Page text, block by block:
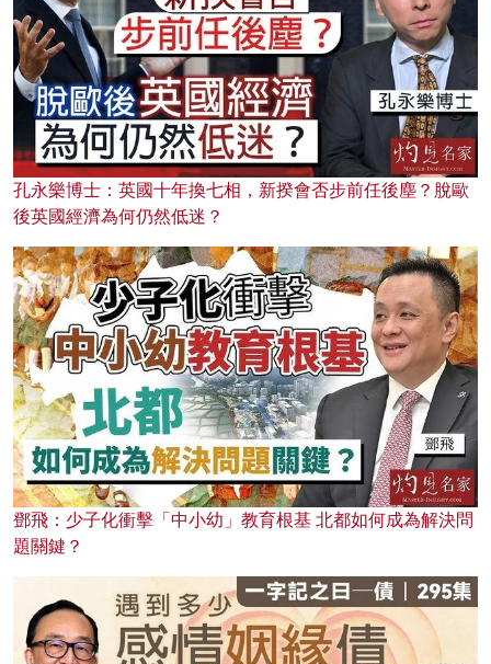
孔永樂博士：英國十年換七相，新揆會否步前任後塵？脫歐
後英國經濟為何仍然低迷？
鄧飛：少子化衝擊「中小幼」教育根基 北都如何成為解決問
題關鍵？